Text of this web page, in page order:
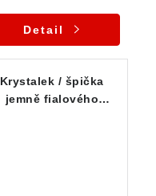
Detail
Krystalek / špička
jemně fialového